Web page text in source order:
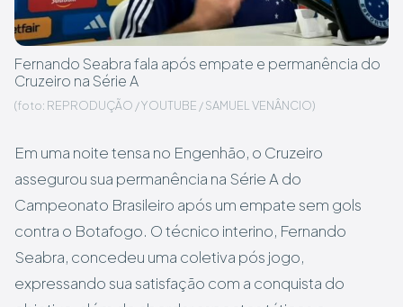
Fernando Seabra fala após empate e permanência do
Cruzeiro na Série A
(foto: REPRODUÇÃO / YOUTUBE / SAMUEL VENÂNCIO)
Em uma noite tensa no Engenhão, o Cruzeiro
assegurou sua permanência na Série A do
Campeonato Brasileiro após um empate sem gols
contra o Botafogo. O técnico interino, Fernando
Seabra, concedeu uma coletiva pós jogo,
expressando sua satisfação com a conquista do